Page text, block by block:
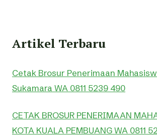
Artikel Terbaru
Cetak Brosur Penerimaan
Sukamara WA 0811 5239 490
CETAK BROSUR PENERIMAAN
KOTA KUALA PEMBUANG WA 0811